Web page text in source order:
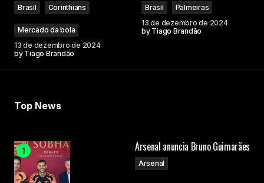
Brasil Corinthians
Mercado da bola
13 de dezembro de 2024
by Tiago Brandão
Brasil
Palmeiras
13 de dezembro de 2024
by Tiago Brandão
Top News
Arsenal anuncia Bruno Guimarães
Arsenal